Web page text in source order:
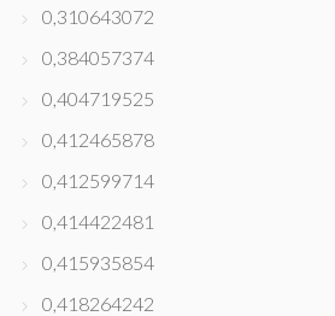
0,310643072
0,384057374
0,404719525
0,412465878
0,412599714
0,414422481
0,415935854
0,418264242